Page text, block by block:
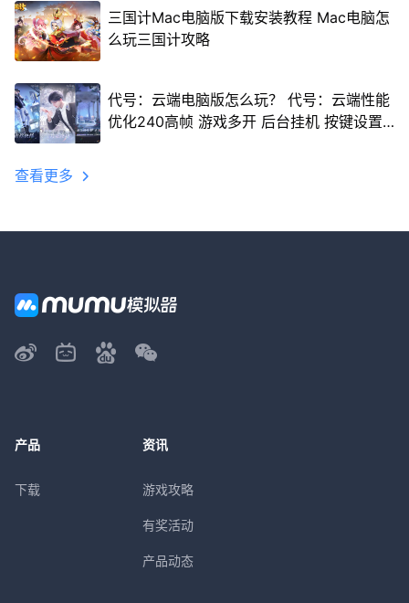
三国计Mac电脑版下载安装教程 Mac电脑怎
么玩三国计攻略
代号：云端电脑版怎么玩？ 代号：云端性能
优化240高帧 游戏多开 后台挂机 按键设置
查看更多
产品
下载
资讯
游戏攻略
有奖活动
产品动态